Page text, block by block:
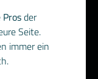
Prosder
Seite.
immer ein